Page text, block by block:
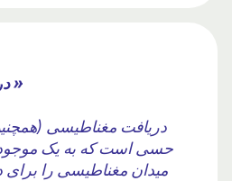
« دریافت مغناطیسی »
دریافت مغناطیسی
حسی است که به یک موجود
میدان مغناطیسی را برای